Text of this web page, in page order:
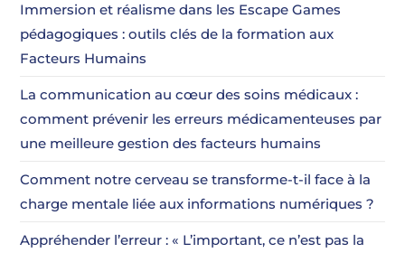
Immersion et réalisme dans les Escape Games
pédagogiques : outils clés de la formation aux
Facteurs Humains
La communication au cœur des soins médicaux :
comment prévenir les erreurs médicamenteuses par
une meilleure gestion des facteurs humains
Comment notre cerveau se transforme-t-il face à la
charge mentale liée aux informations numériques ?
Appréhender l’erreur : « L’important, ce n’est pas la